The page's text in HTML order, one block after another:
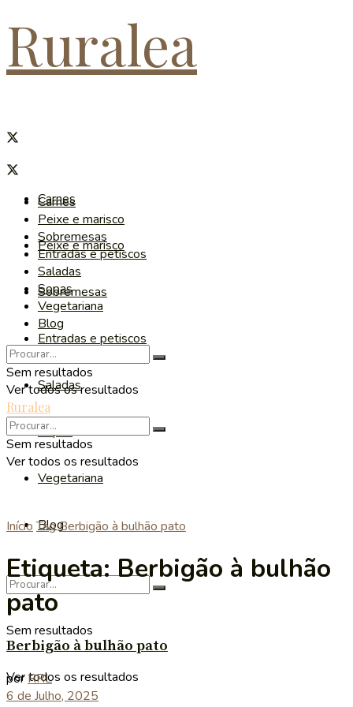
Ruralea
Carnes
Peixe e marisco
Sobremesas
Entradas e petiscos
Saladas
Sopas
Vegetariana
Blog
Sem resultados
Ver todos os resultados
Carnes
Peixe e marisco
Sobremesas
Entradas e petiscos
Saladas
Sopas
Vegetariana
Blog
Sem resultados
Ver todos os resultados
Ruralea
Sem resultados
Ver todos os resultados
Início TagBerbigão à bulhão pato
Etiqueta:Berbigão à bulhão
pato
Berbigão à bulhão pato
por RRL
6 de Julho, 2025